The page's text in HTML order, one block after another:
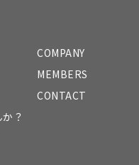
？
COMPANY
MEMBERS
CONTACT